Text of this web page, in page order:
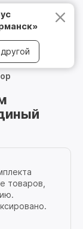
800 500 05 15
товаров,